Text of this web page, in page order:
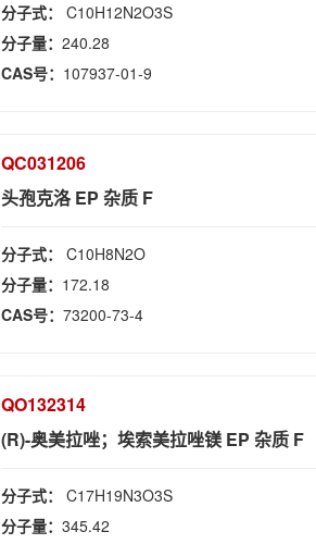
分子式：C10H12N2O3S
分子量：240.28
CAS号： 107937-01-9
QC031206
头孢克洛 EP 杂质 F
分子式：C10H8N2O
分子量： 172.18
CAS号：73200-73-4
QO132314
(R)-奥美拉唑；埃索美拉唑镁 EP 杂质 F
分子式：C17H19N3O3S
分子量：345.42